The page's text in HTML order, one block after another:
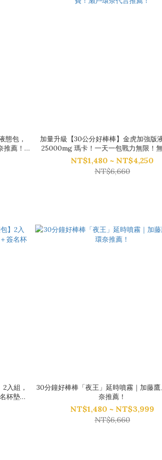
態包，
推薦！
加量升級【30公分好棒棒】金虎加強版
25000mg 瑪卡！一天一包戰力無限！
費！瀨戶環奈代言推薦！
NT$1,480 ~ NT$4,250
NT$6,660
入組，
杯墊！
30分鐘好棒棒「夜王」延時噴霧｜加藤
奈推薦！
NT$1,480 ~ NT$3,999
NT$6,660